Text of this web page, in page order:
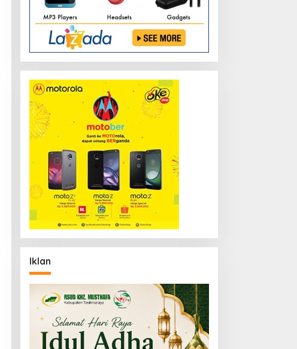
Iklan